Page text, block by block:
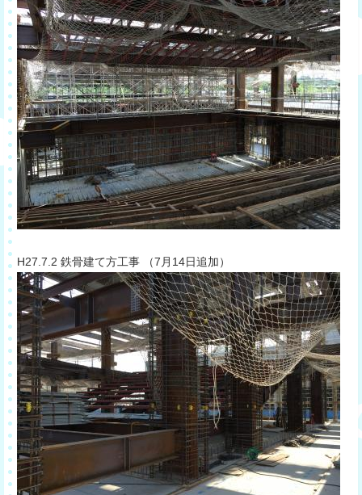
​H27.7.2 鉄骨建て方工事 （7月14日追加）​​